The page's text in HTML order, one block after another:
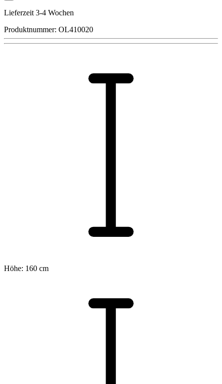
Lieferzeit 3-4 Wochen
Produktnummer: OL410020
Höhe: 160 cm